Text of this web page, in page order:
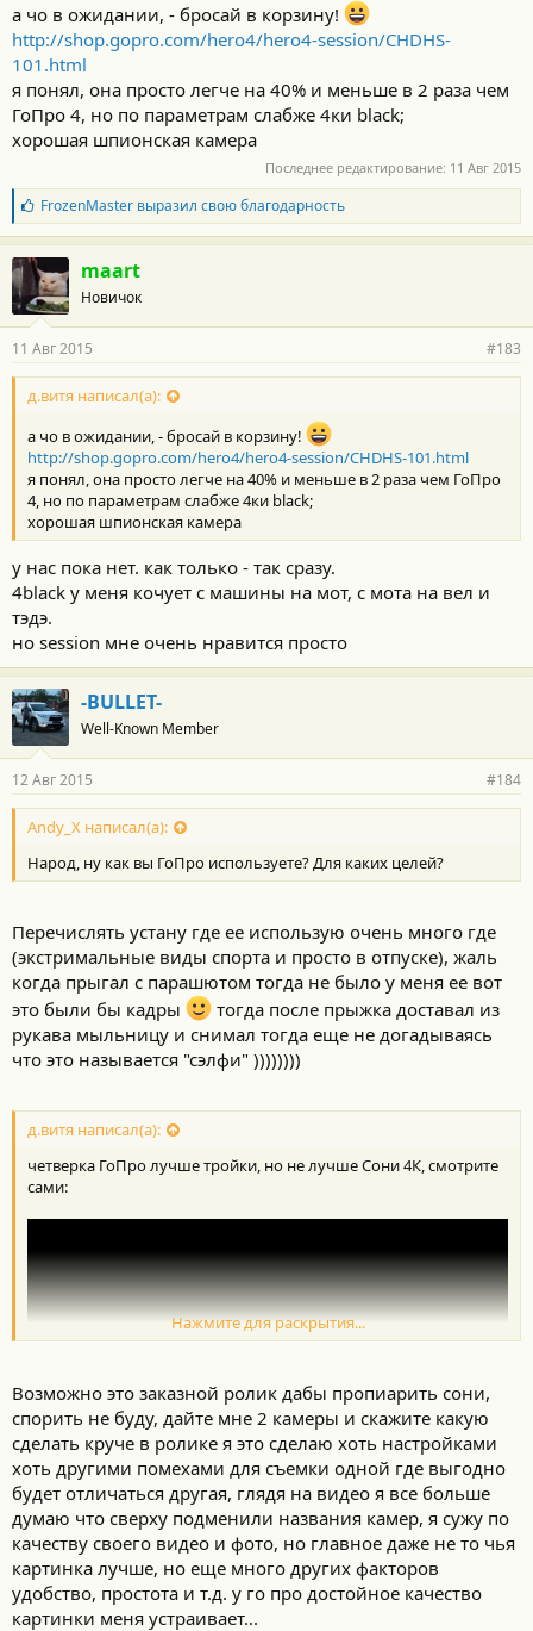
а чо в ожидании, - бросай в корзину!
http://shop.gopro.com/hero4/hero4-session/CHDHS-
101.html
я понял, она просто легче на 40% и меньше в 2 раза чем
ГоПро 4, но по параметрам слабже 4ки black;
хорошая шпионская камера
Последнее редактирование: 11 Авг 2015
Б
л
а
г
о
д
а
н
о
с
и
:
FrozenMasterвыразил свою благодарность
maart
Новичок
11 Авг 2015 #183
д.витя написал(а):
а чо в ожидании, - бросай в корзину!
http://shop.gopro.com/hero4/hero4-session/CHDHS-101.html
я понял, она просто легче на 40% и меньше в 2 раза чем ГоПро
4, но по параметрам слабже 4ки black;
хорошая шпионская камера
у нас пока нет. как только - так сразу.
4black у меня кочует с машины на мот, с мота на вел и
тэдэ.
но session мне очень нравится просто
-BULLET-
Well-Known Member
12 Авг 2015 #184
Andy_X написал(а):
Народ, ну как вы ГоПро используете? Для каких целей?
Перечислять устану где ее использую очень много где
(экстримальные виды спорта и просто в отпуске), жаль
когда прыгал с парашютом тогда не было у меня ее вот
это были бы кадры
тогда после прыжка доставал из
рукава мыльницу и снимал тогда еще не догадываясь
что это называется "сэлфи" ))))))))
д.витя написал(а):
четверка ГоПро лучше тройки, но не лучше Сони 4К, смотрите
сами:
Нажмите для раскрытия...
Возможно это заказной ролик дабы пропиарить сони,
спорить не буду, дайте мне 2 камеры и скажите какую
сделать круче в ролике я это сделаю хоть настройками
хоть другими помехами для съемки одной где выгодно
будет отличаться другая, глядя на видео я все больше
думаю что сверху подменили названия камер, я сужу по
качеству своего видео и фото, но главное даже не то чья
картинка лучше, но еще много других факторов
удобство, простота и т.д. у го про достойное качество
картинки меня устраивает...